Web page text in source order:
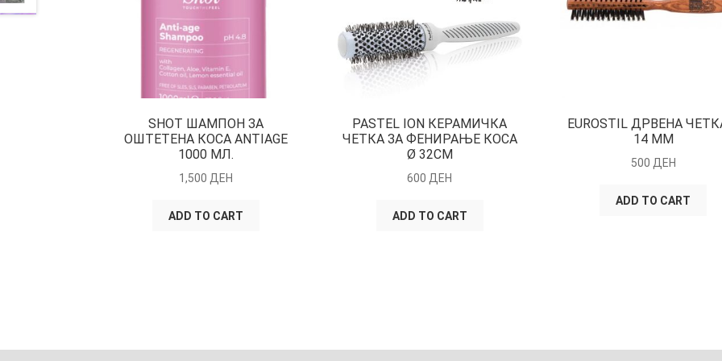
SHOT ШАМПОН ЗА
ОШТЕТЕНА КОСА ANTIAGE
1000 МЛ.
1,500 ДЕН
ADD TO CART
PASTEL ION КЕРАМИЧКА
ЧЕТКА ЗА ФЕНИРАЊЕ КОСА
Ø 32CM
600 ДЕН
ADD TO CART
EUROSTIL ДРВЕНА
14 ММ
500 ДЕН
ADD TO CART